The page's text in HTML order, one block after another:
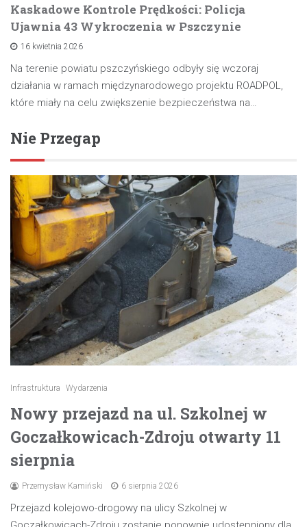
Kaskadowe Kontrole Prędkości: Policja
Ujawnia 43 Wykroczenia w Pszczynie
16 kwietnia 2026
Na terenie powiatu pszczyńskiego odbyły się wczoraj
działania w ramach międzynarodowego projektu ROADPOL,
które miały na celu zwiększenie bezpieczeństwa na…
Nie Przegap
Infrastruktura Wydarzenia
Nowy przejazd na ul. Szkolnej w
Goczałkowicach-Zdroju otwarty 11
sierpnia
Przemysław Kamiński 6 sierpnia 2026
Przejazd kolejowo-drogowy na ulicy Szkolnej w